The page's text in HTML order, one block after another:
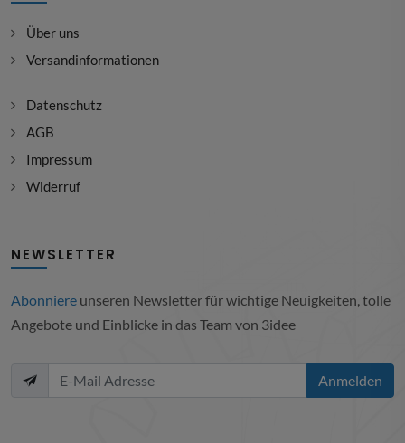
Über uns
Versandinformationen
Datenschutz
AGB
Impressum
Widerruf
NEWSLETTER
Abonniere unseren Newsletter für wichtige Neuigkeiten, tolle
Angebote und Einblicke in das Team von 3idee
Anmelden